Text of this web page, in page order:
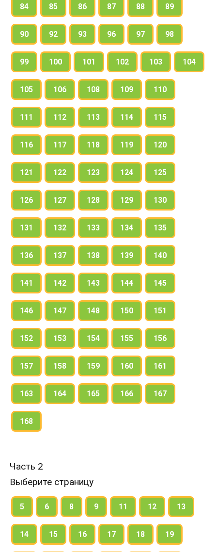
84 85 86 87 88 89
90 92 93 96 97 98
99 100 101 102 103 104
105 106 108 109 110
111 112 113 114 115
116 117 118 119 120
121 122 123 124 125
126 127 128 129 130
131 132 133 134 135
136 137 138 139 140
141 142 143 144 145
146 147 148 150 151
152 153 154 155 156
157 158 159 160 161
163 164 165 166 167
168
Часть 2
Выберите страницу
5 6 8 9 11 12 13
14 15 16 17 18 19